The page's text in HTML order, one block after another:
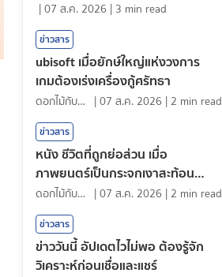
|07 ส.ค. 2026 | 3 min read
ข่าวสาร
ubisoft เมื่อยักษ์ใหญ่แห่งวงการ
เกมต้องเร่งเครื่องกู้ศรัทธา
ดอกไม้กับสายน้ำ |07 ส.ค. 2026 | 2 min read
ข่าวสาร
หนัง ชีวิตที่ถูกย่อส่วน เมื่อ
ภาพยนตร์เป็นกระจกเงาสะท้อนตัว
ตน
ดอกไม้กับสายน้ำ |07 ส.ค. 2026 | 2 min read
ข่าวสาร
ข่าววันนี้ อัปเดตไวไม่พอ ต้องรู้จัก
วิเคราะห์ก่อนเชื่อและแชร์